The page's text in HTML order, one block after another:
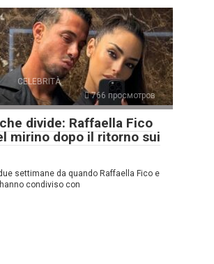
CELEBRITÀ
766 просмотров
divide: Raffaella Fico
mirino dopo il ritorno sui
settimane da quando Raffaella Fico e
condiviso con